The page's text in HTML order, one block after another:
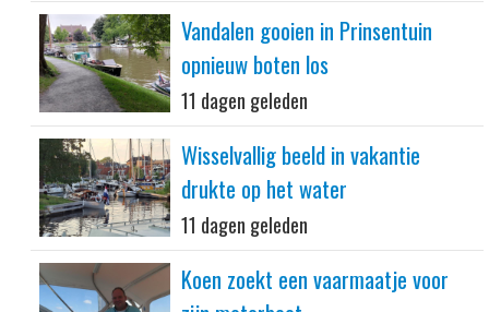
Vandalen gooien in Prinsentuin
opnieuw boten los
11 dagen geleden
Wisselvallig beeld in vakantie
drukte op het water
11 dagen geleden
Koen zoekt een vaarmaatje voor